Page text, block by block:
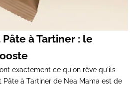
à Tartiner : le
exactement ce qu'on rêve qu'ils
Pâte à Tartiner de Nea Mama est de